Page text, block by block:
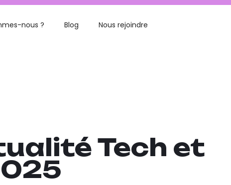
nous ? Blog Nous rejoindre
Tech et